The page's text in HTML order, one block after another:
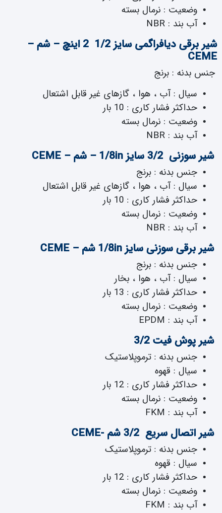
وضعیت : نرمال بسته
آب بند : NBR
شیر برقی دیافراگمی سایز 1/2 2 اینچ – شم –
CEME
جنس بدنه : برنج
سیال : آب ، هوا ، گازهای غیر قابل اشتعال
حداکثر فشار کاری : 10 بار
وضعیت : نرمال بسته
آب بند : NBR
شیر سوزنی 3/2 سایز 1/8in – شم – CEME
جنس بدنه : برنج
سیال : آب ، هوا ، گازهای غیر قابل اشتعال
حداکثر فشار کاری : 10 بار
وضعیت : نرمال بسته
آب بند : NBR
شیر برقی سوزنی سایز 1/8in شم – CEME
جنس بدنه : برنج
سیال : آب ، هوا ، بخار
حداکثر فشار کاری : 13 بار
وضعیت : نرمال بسته
آب بند : EPDM
شیر پوش فیت 3/2
جنس بدنه : ترموپلاستیک
سیال : قهوه
حداکثر فشار کاری : 12 بار
وضعیت : نرمال بسته
آب بند : FKM
شیر اتصال سریع 3/2 شم -CEME
جنس بدنه : ترموپلاستیک
سیال : قهوه
حداکثر فشار کاری : 12 بار
وضعیت : نرمال بسته
آب بند : FKM